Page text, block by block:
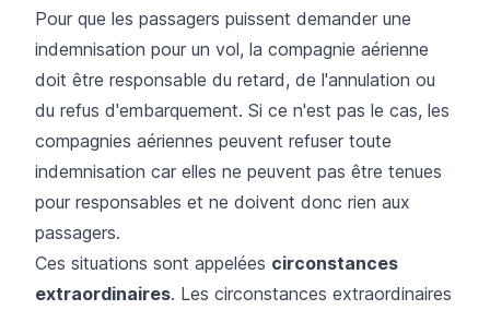
Pour que les passagers puissent demander une
indemnisation pour un vol, la compagnie aérienne
doit être responsable du retard, de l'annulation ou
du refus d'embarquement. Si ce n'est pas le cas, les
compagnies aériennes peuvent refuser toute
indemnisation car elles ne peuvent pas être tenues
pour responsables et ne doivent donc rien aux
passagers.
Ces situations sont appelées circonstances
extraordinaires. Les circonstances extraordinaires